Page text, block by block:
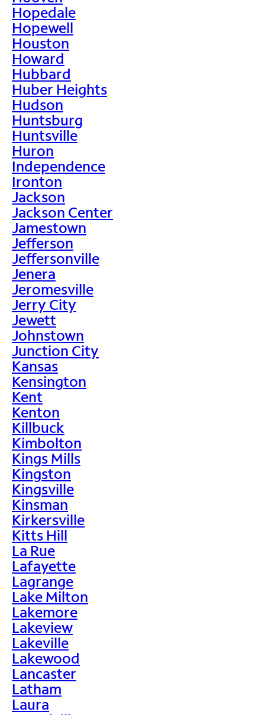
Hopedale
Hopewell
Houston
Howard
Hubbard
Huber Heights
Hudson
Huntsburg
Huntsville
Huron
Independence
Ironton
Jackson
Jackson Center
Jamestown
Jefferson
Jeffersonville
Jenera
Jeromesville
Jerry City
Jewett
Johnstown
Junction City
Kansas
Kensington
Kent
Kenton
Killbuck
Kimbolton
Kings Mills
Kingston
Kingsville
Kinsman
Kirkersville
Kitts Hill
La Rue
Lafayette
Lagrange
Lake Milton
Lakemore
Lakeview
Lakeville
Lakewood
Lancaster
Latham
Laura